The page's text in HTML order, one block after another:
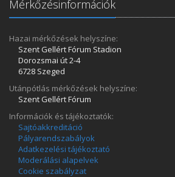
Mérkőzésinformációk
Hazai mérkőzések helyszíne:
Szent Gellért Fórum Stadion
Dorozsmai út 2-4
6728 Szeged
Utánpótlás mérkőzések helyszíne:
Szent Gellért Fórum
Információk és tájékoztatók:
Sajtóakkreditáció
Pályarendszabályok
Adatkezelési tájékoztató
Moderálási alapelvek
Cookie szabályzat